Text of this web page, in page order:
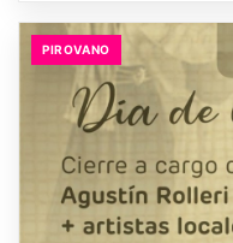
PIROVANO